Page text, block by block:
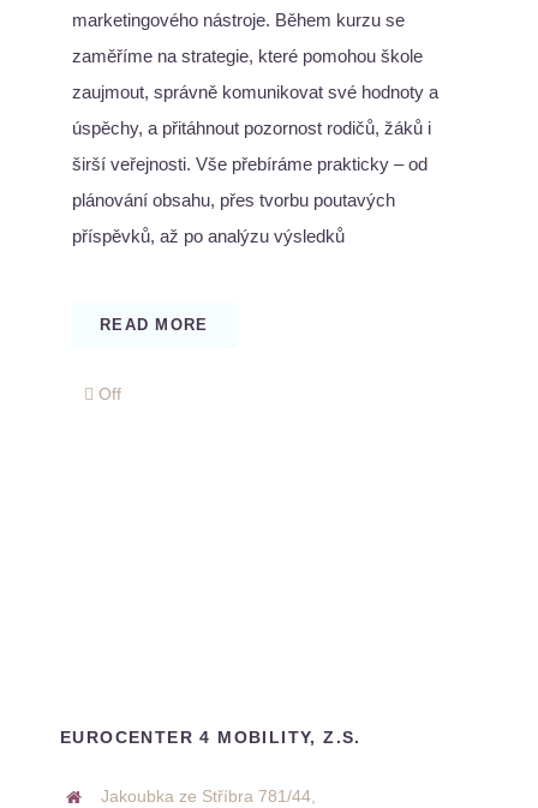
marketingového nástroje. Během kurzu se
zaměříme na strategie, které pomohou škole
zaujmout, správně komunikovat své hodnoty a
úspěchy, a přitáhnout pozornost rodičů, žáků i
širší veřejnosti. Vše přebíráme prakticky – od
plánování obsahu, přes tvorbu poutavých
příspěvků, až po analýzu výsledků
READ MORE
OffComments
EUROCENTER 4 MOBILITY, Z.S.
Jakoubka ze Stříbra 781/44,